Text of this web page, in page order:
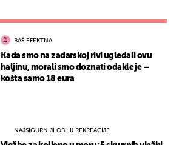
BAŠ EFEKTNA
Kada smo na zadarskoj rivi ugledali ovu
haljinu, morali smo doznati odakle je –
košta samo 18 eura
NAJSIGURNIJI OBLIK REKREACIJE